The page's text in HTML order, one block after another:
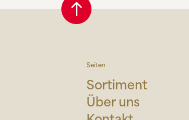
Seiten
Sortiment
Über uns